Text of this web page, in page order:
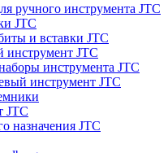
ручного инструмента JTC
JTC
и вставки JTC
JTC
инструмента JTC
инструмент JTC
JTC
назначения JTC